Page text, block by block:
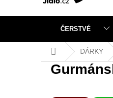
ČERSTVÉ
Domů DÁRKY